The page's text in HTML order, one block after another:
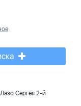
Сергея 2-й